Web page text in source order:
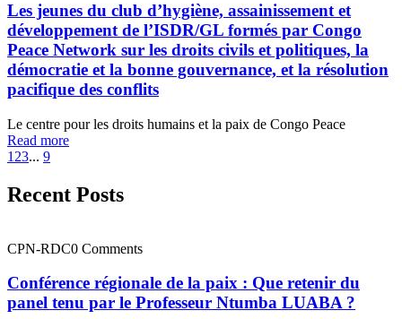
Les jeunes du club d’hygiène, assainissement et
développement de l’ISDR/GL formés par Congo
Peace Network sur les droits civils et politiques, la
démocratie et la bonne gouvernance, et la résolution
pacifique des conflits
Le centre pour les droits humains et la paix de Congo Peace
Read more
1 23... 9
Recent Posts
CPN-RDC0 Comments
Conférence régionale de la paix : Que retenir du
panel tenu par le Professeur Ntumba LUABA ?